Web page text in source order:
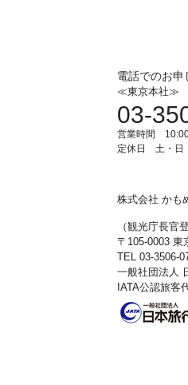
電話でのお申
≪東京本社≫
03-
営業時間 10:00
定休日 土・日
株式会社 かも
（観光庁長官
〒105-0003 東
TEL 03-3506-
一般社団法人
IATA公認旅客